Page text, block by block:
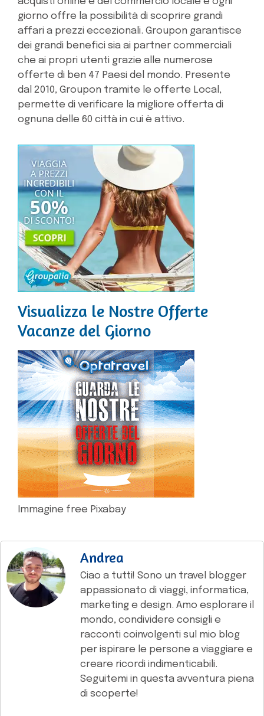
giorno offre la possibilità di scoprire grandi
affari a prezzi eccezionali. Groupon garantisce
dei grandi benefici sia ai partner commerciali
che ai propri utenti grazie alle numerose
offerte di ben 47 Paesi del mondo. Presente
dal 2010, Groupon tramite le offerte Local,
permette di verificare la migliore offerta di
ognuna delle 60 città in cui è attivo.
Visualizza le Nostre Offerte
Vacanze del Giorno
Immagine free Pixabay
Andrea
Ciao a tutti! Sono un travel blogger
appassionato di viaggi, informatica,
marketing e design. Amo esplorare il
mondo, condividere consigli e
racconti coinvolgenti sul mio blog
per ispirare le persone a viaggiare e
creare ricordi indimenticabili.
Seguitemi in questa avventura piena
di scoperte!